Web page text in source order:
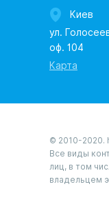
Киев
ул.
оф. 104
Карта
© 2010-2020.
Все виды
лиц, в том
владельцем